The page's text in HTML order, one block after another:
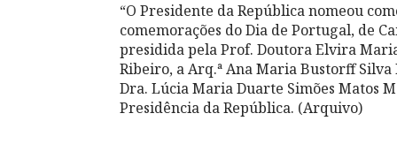
“O Presidente da República nomeou
comemorações do Dia de Portugal, de
presidida pela Prof. Doutora Elvira
Ribeiro, a Arq.ª Ana Maria Bustorff
Dra. Lúcia Maria Duarte Simões Matos
Presidência da República. (Arquivo)